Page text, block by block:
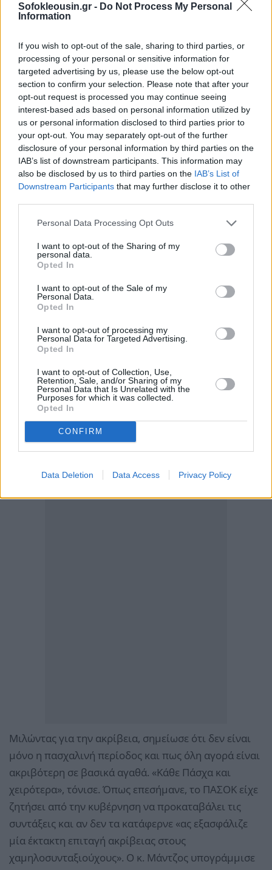
Sofokleousin.gr - Do Not Process My Personal
Information
If you wish to opt-out of the sale, sharing to third parties, or
processing of your personal or sensitive information for
targeted advertising by us, please use the below opt-out
section to confirm your selection. Please note that after your
opt-out request is processed you may continue seeing
interest-based ads based on personal information utilized by
us or personal information disclosed to third parties prior to
your opt-out. You may separately opt-out of the further
disclosure of your personal information by third parties on the
IAB’s list of downstream participants. This information may
also be disclosed by us to third parties on the IAB’s List of
Downstream Participants that may further disclose it to other
Personal Data Processing Opt Outs
I want to opt-out of the Sharing of my
personal data.
Opted In
I want to opt-out of the Sale of my
Personal Data.
Opted In
I want to opt-out of processing my
Personal Data for Targeted Advertising.
Opted In
I want to opt-out of Collection, Use,
Retention, Sale, and/or Sharing of my
Personal Data that Is Unrelated with the
Purposes for which it was collected.
Opted In
CONFIRM
Data Deletion Data Access Privacy Policy
Ο κοινοβουλευτικός εκπρόσωπος του ΠΑΣΚ-ΚΙΝΑΛ
υπογράμμισε ότι «πρέπει να είμαστε πιο νηφάλιοι,
συνετοί, σοβαροί στα ζητήματα εξωτερικής
πολιτικής. Και στο θέμα του Θαλάσσιου Χωροταξικού
Σχεδιασμού, καθώς και στο θέμα της Κάσου»,
προσθέτοντας πως το έργο της ηλεκτρικής
διασύνδεσης Ελλάδας-Κύπρου εκκρεμεί και πρέπει
να ολοκληρωθεί.
Σχετικά με το ζήτημα της τέταρτης φρεγάτας
Belharra, ανέφερε ότι «θα θέλαμε να έχει υπάρξει
στην Επιτροπή Εξοπλιστικών Προγραμμάτων και
Συμβάσεων της Βουλής, την προηγούμενη Πέμπτη,
αναλυτική ενημέρωση. Εμείς στηρίζουμε την
ενίσχυση αποτροπής, όμως δεν δίνουμε λευκή
επιταγή και θέλουμε προηγούμενη ενημέρωση».
Μιλώντας για την ακρίβεια, σημείωσε ότι δεν είναι
μόνο η πασχαλινή περίοδος και πως όλη αγορά είναι
ακριβότερη σε βασικά αγαθά. «Κάθε Πάσχα και
χειρότερα», τόνισε. Όπως επεσήμανε, το ΠΑΣΟΚ είχε
ζητήσει από την κυβέρνηση να προκαταβάλει τις
συντάξεις και αν δεν τα κατάφερνε «ας εξασφάλιζε
μία έκτακτη επιταγή ακρίβειας στους
χαμηλοσυνταξιούχους». Ο κ. Μάντζος υπογράμμισε